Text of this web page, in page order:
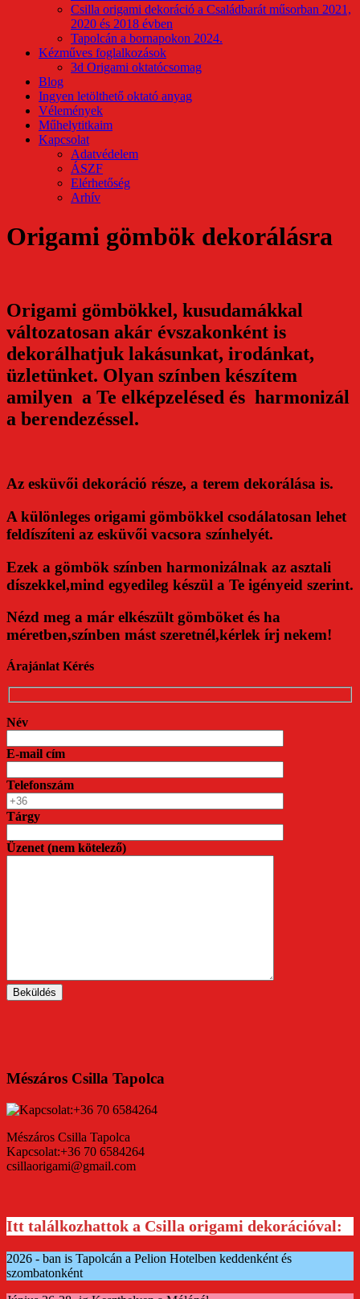
Csilla origami dekoráció a Családbarát műsorban 2021,
2020 és 2018 évben
Tapolcán a bornapokon 2024.
Kézműves foglalkozások
3d Origami oktatócsomag
Blog
Ingyen letölthető oktató anyag
Vélemények
Műhelytitkaim
Kapcsolat
Adatvédelem
ÁSZF
Elérhetőség
Arhív
Origami gömbök dekorálásra
Origami gömbökkel, kusudamákkal
változatosan akár évszakonként is
dekorálhatjuk lakásunkat, irodánkat,
üzletünket. Olyan színben készítem
amilyen a Te elképzelésed és harmonizál
a berendezéssel.
Az esküvői dekoráció része, a terem dekorálása is.
A különleges origami gömbökkel csodálatosan lehet
feldíszíteni az esküvői vacsora színhelyét.
Ezek a gömbök színben harmonizálnak az asztali
díszekkel,mind egyedileg készül a Te igényeid szerint.
Nézd meg a már elkészült gömböket és ha
méretben,színben mást szeretnél,kérlek írj nekem!
Árajánlat Kérés
Név
E-mail cím
Telefonszám
Tárgy
Üzenet (nem kötelező)
Mészáros Csilla Tapolca
Mészáros Csilla Tapolca
Kapcsolat:+36 70 6584264
csillaorigami@gmail.com
Itt találkozhattok a Csilla origami dekorációval:
2026 - ban is Tapolcán a Pelion Hotelben keddenként és
szombatonként